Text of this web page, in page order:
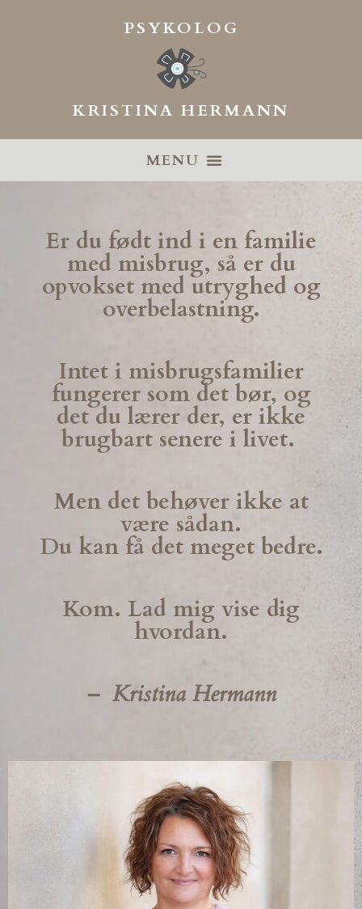
PSYKOLOG
KRISTINA HERMANN
Er du født ind i en familie
med misbrug, så er du
opvokset med utryghed og
overbelastning.
Intet i misbrugsfamilier
fungerer som det bør, og
det du lærer der, er ikke
brugbart senere i livet.
Men det behøver ikke at
være sådan.
Du kan få det meget bedre.
Kom. Lad mig vise dig
hvordan.
– Kristina Hermann